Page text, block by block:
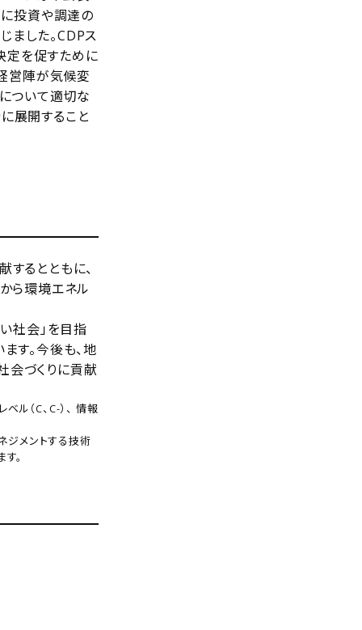
に投資や調達の
ました。CDPス
を促すために
営陣が気候変
ついて適切な
展開すること
るとともに、
ら環境エネル
社会」を目指
す。今後も、地
会づくりに貢献
ル（C、C-）、 情報
メントする技術
。